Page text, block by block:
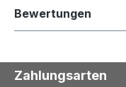
Bewertungen
Zahlungsarten